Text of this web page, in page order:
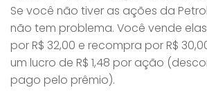
Se você não tiver as ações da
não tem problema. Você vende
por R$ 32,00 e recompra por R$
um lucro de R$ 1,48 por ação
pago pelo prêmio).